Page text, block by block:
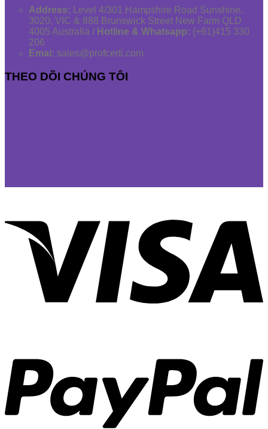
Address: Level 4/301 Hampshire Road Sunshine,
3020, VIC & 888 Brunswick Street New Farm QLD
4005 Australia / Hotline & Whatsapp: (+61)415 330
206
Emai: sales@profcerti.com
THEO DÕI CHÚNG TÔI